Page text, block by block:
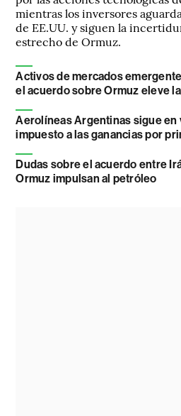
mientras los inversores
de EE.UU. y siguen la
estrecho de Ormuz.
Activos de mercados
el acuerdo sobre Ormuz eleve
Aerolíneas Argentinas sigue en
impuesto a las ganancias por
Dudas sobre el acuerdo entre
Ormuz impulsan al petróleo